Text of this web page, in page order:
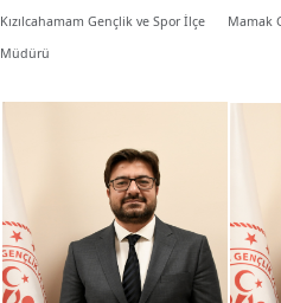
Kızılcahamam Gençlik ve Spor İlçe
Müdürü
Mamak